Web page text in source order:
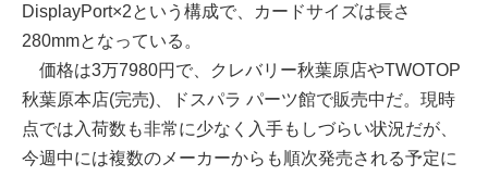
DisplayPort×2という構成で、カードサイズは長さ
280mmとなっている。
価格は3万7980円で、クレバリー秋葉原店やTWOTOP
秋葉原本店(完売)、ドスパラ パーツ館で販売中だ。現時
点では入荷数も非常に少なく入手もしづらい状況だが、
今週中には複数のメーカーからも順次発売される予定に